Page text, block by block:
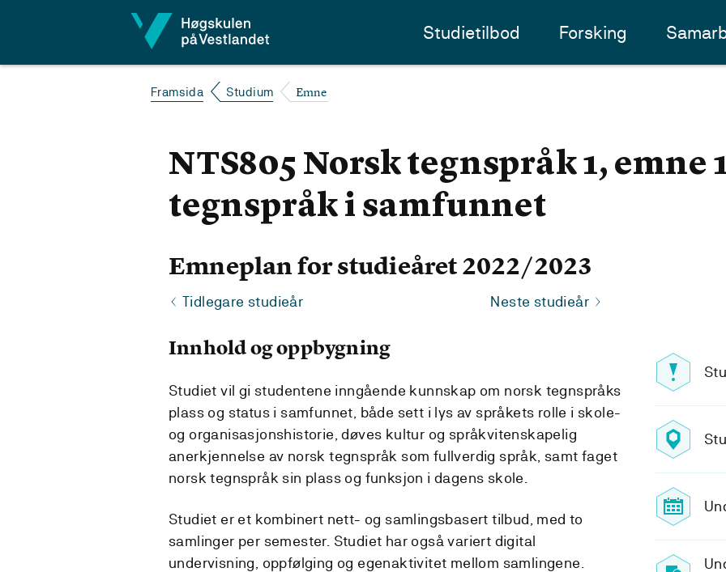
Studietilbod Forsking
Framsida Studium Emne
NTS805 Norsk tegnspråk 1, emne
tegnspråk i samfunnet
Emneplan for studieåret 2022/2023
Tidlegare studieår Neste studieår
Innhold og oppbygning
Studiet vil gi studentene inngående kunnskap om norsk tegnspråks
plass og status i samfunnet, både sett i lys av språkets rolle i skole-
og organisasjonshistorie, døves kultur og språkvitenskapelig
anerkjennelse av norsk tegnspråk som fullverdig språk, samt faget
norsk tegnspråk sin plass og funksjon i dagens skole.
Studiet er et kombinert nett- og samlingsbasert tilbud, med to
samlinger per semester. Studiet har også variert digital
undervisning, oppfølging og egenaktivitet mellom samlingene.